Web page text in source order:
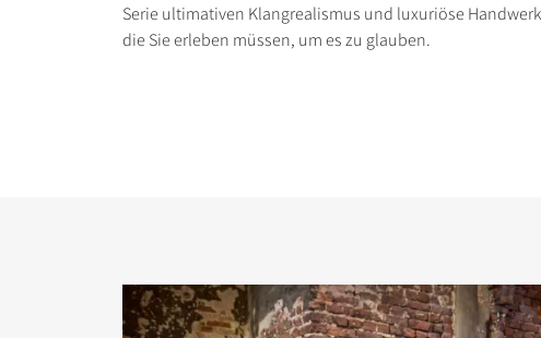
Serie ultimativen Klangrealismus und luxuriöse
die Sie erleben müssen, um es zu glauben.